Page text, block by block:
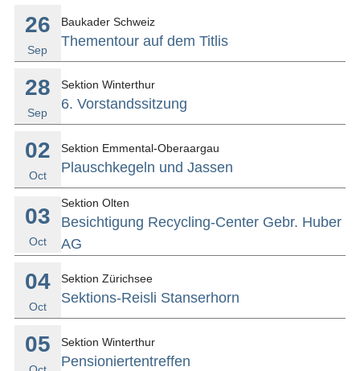
26
Sep
Baukader Schweiz
Thementour auf dem Titlis
28
Sep
Sektion Winterthur
6. Vorstandssitzung
02
Oct
Sektion Emmental-Oberaargau
Plauschkegeln und Jassen
03
Oct
Sektion Olten
Besichtigung Recycling-Center Gebr. Huber
AG
04
Oct
Sektion Zürichsee
Sektions-Reisli Stanserhorn
05 Sektion Winterthur
Pensioniertentreffen